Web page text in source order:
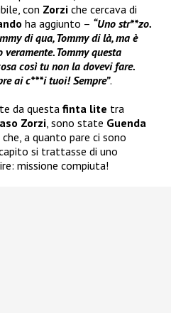
con Zorzi che cercava di
ha aggiunto – “Uno str**zo.
di qua, Tommy di là, ma è
Tommy questa
così tu non la dovevi fare.
ai c***i tuoi! Sempre”.
da questa finta lite tra
Zorzi, sono state Guenda
che, a quanto pare ci sono
si trattasse di uno
missione compiuta!